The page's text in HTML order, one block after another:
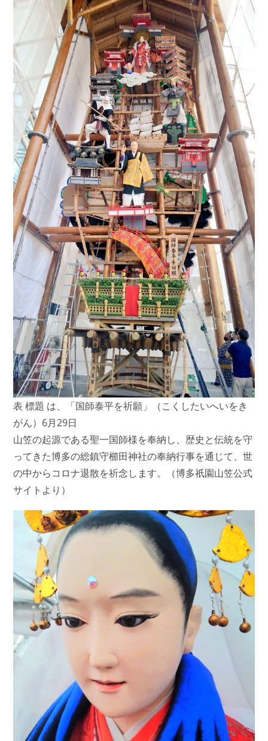
表 標題 は、「国師泰平を祈願」（こくしたいへいをき
がん）6月29日
山笠の起源である聖一国師様を奉納し、歴史と伝統を守
ってきた博多の総鎮守櫛田神社の奉納行事を通じて、世
の中からコロナ退散を祈念します。（博多祇園山笠公式
サイトより）